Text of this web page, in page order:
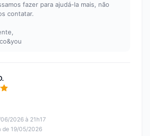
fazer para ajudá-la mais, não
contatar.
5
2026 à 21h17
de 19/05/2026